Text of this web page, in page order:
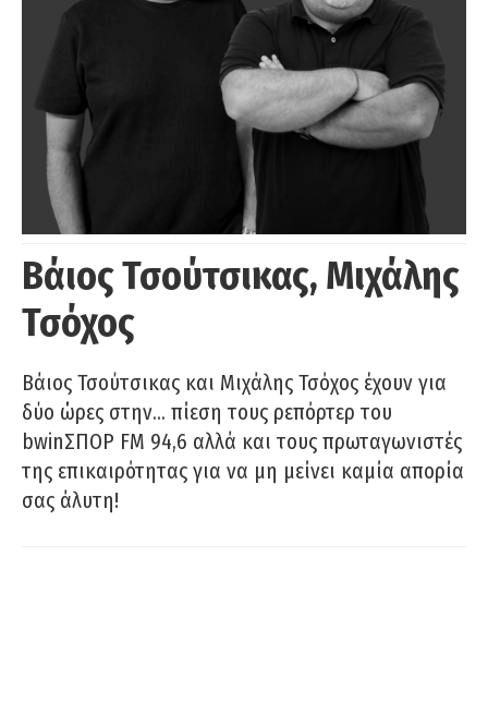
Βάιος Τσούτσικας, Μιχάλης
Τσόχος
Βάιος Τσούτσικας και Μιχάλης Τσόχος έχουν για
δύο ώρες στην… πίεση τους ρεπόρτερ του
bwinΣΠΟΡ FM 94,6 αλλά και τους πρωταγωνιστές
της επικαιρότητας για να μη μείνει καμία απορία
σας άλυτη!